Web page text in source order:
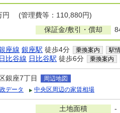
円 (管理費等：110,880円)
保証金/敷引・償却
座線 銀座駅 徒歩4分 乗換案内 駅
比谷線 日比谷駅 徒歩6分 乗換案内
銀座7丁目
周辺地図
データ
中央区周辺の家賃相場
土地面積
-